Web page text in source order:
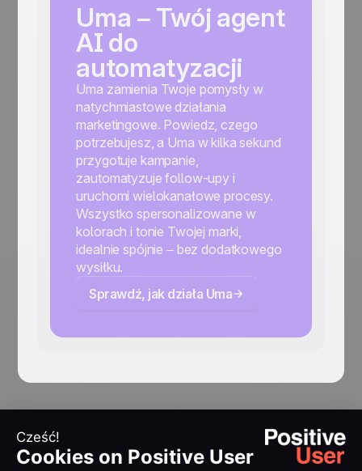
Uma – Twój agent
AI do
automatyzacji
Uma zamienia Twoje pomysły w
natychmiastowe działania
marketingowe. Powiedz, czego
potrzebujesz, a Uma w kilka sekund
przygotuje kampanie,
zautomatyzuje follow-upy i
uruchomi wielokanałowe procesy.
Wszystko spersonalizowane w
kolorach i tonie Twojej marki,
idealnie spójnie – bez dodatkowego
wysiłku.
Sprawdź, jak działa Uma